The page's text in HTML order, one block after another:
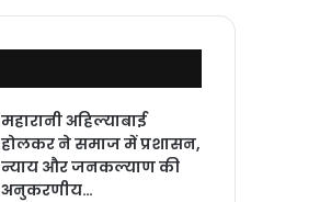
महारानी अहिल्याबाई
होलकर ने समाज में प्रशासन,
न्याय और जनकल्याण की
अनुकरणीय…